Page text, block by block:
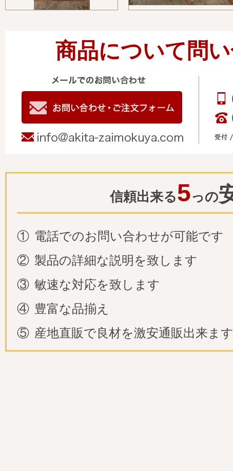
商品について問
信頼出来る5っの
① 電話でのお問い合わせが可能です
② 製品の詳細な説明を致します
③ 敏速な対応を致します
④ 豊富な品揃え
⑤ 産地直販で良材を激安通販出来ます